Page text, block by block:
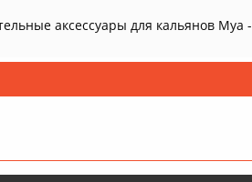
аксессуары для кальянов Mya -